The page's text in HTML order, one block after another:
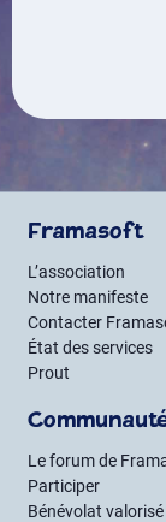
Framasoft
L’association
Notre manifeste
Contacter
État des services
Prout
Le forum de
Participer
Bénévolat valorisé